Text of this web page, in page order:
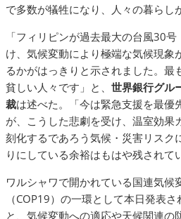
で多数が犠牲になり、人々の暮らし
「フィリピンが過去最大の台風30
け、気候変動により極端な気候現象
るかがはっきりと示されました。最
貧しい人々です」と、 世界銀行グル
裁は述べた。「今は緊急支援を最優
が、こうした悲劇を受け、温室効果
刻化するであろう気候・災害リスク
りにしている余裕はもはや残されて
ワルシャワで開かれている国連気候
（COP19）の一環として本日発表
と、気候変動への適応や天候関連の